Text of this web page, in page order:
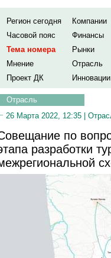
Регион сегодня
Компании
Часовой пояс
Финансы
Тема номера
Рынки
Мнение
Отрасль
Проект ДК
Инновации
Отрасль
26 Марта 2022, 12:35 |
по
разработки